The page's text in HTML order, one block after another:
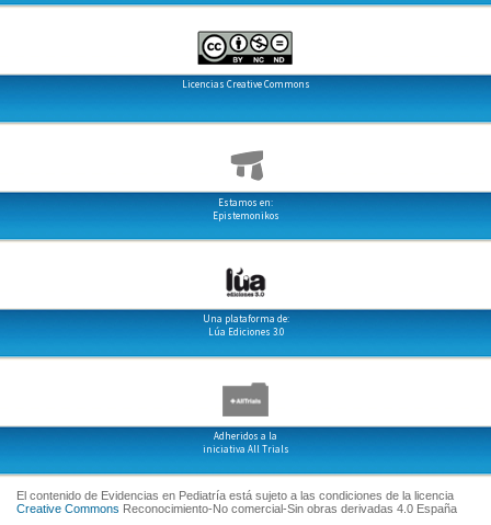
Licencias Creative Commons
Estamos en:
Epistemonikos
Una plataforma de:
Lúa Ediciones 3.0
Adheridos a la
iniciativa All Trials
El contenido de Evidencias en Pediatría está sujeto a las condiciones de la licencia
Creative Commons Reconocimiento-No comercial-Sin obras derivadas 4.0 España